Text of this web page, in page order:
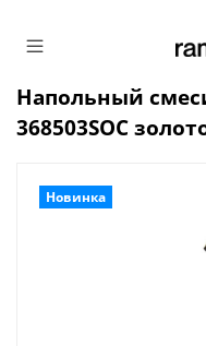
Новинка
Напольный
368503SOC